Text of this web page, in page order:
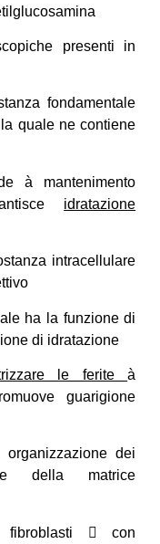
presenti in
fondamentale
quale ne contiene
à mantenimento
idratazione
intracellulare
ha la funzione di
di idratazione
le feriteà
guarigione
organizzazione dei
della matrice